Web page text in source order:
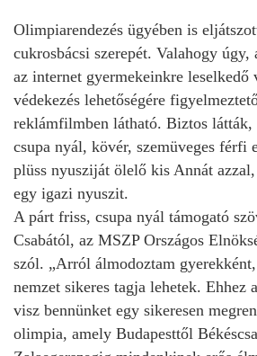
Olimpiarendezés ügyében is
cukrosbácsi szerepét. Valahogy úgy,
az internet gyermekeinkre leselkedő
védekezés lehetőségére
reklámfilmben látható. Biztos látták,
csupa nyál, kövér, szemüveges férfi
plüss nyusziját ölelő kis Annát
egy igazi nyuszit.
A párt friss, csupa nyál támogató
Csabától, az MSZP Országos
szól. „Arról álmodoztam
nemzet sikeres tagja lehetek. Ehhez
visz bennünket egy sikeresen
olimpia, amely Budapesttől